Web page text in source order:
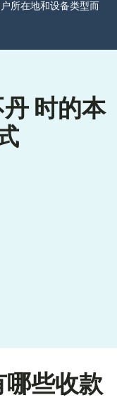
所在地和设备类型而
时的本
哪些收款